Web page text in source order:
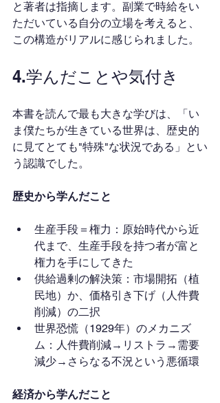
と著者は指摘します。副業で時給をい
ただいている自分の立場を考えると、
この構造がリアルに感じられました。
4.学んだことや気付き
本書を読んで最も大きな学びは、「い
ま僕たちが生きている世界は、歴史的
に見てとても"特殊"な状況である」とい
う認識でした。
歴史から学んだこと
生産手段＝権力：原始時代から近
代まで、生産手段を持つ者が富と
権力を手にしてきた
供給過剰の解決策：市場開拓（植
民地）か、価格引き下げ（人件費
削減）の二択
世界恐慌（1929年）のメカニズ
ム：人件費削減→リストラ→需要
減少→さらなる不況という悪循環
経済から学んだこと